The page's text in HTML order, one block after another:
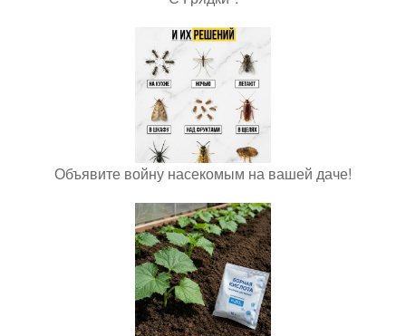
Объявите войну насекомым на вашей даче!